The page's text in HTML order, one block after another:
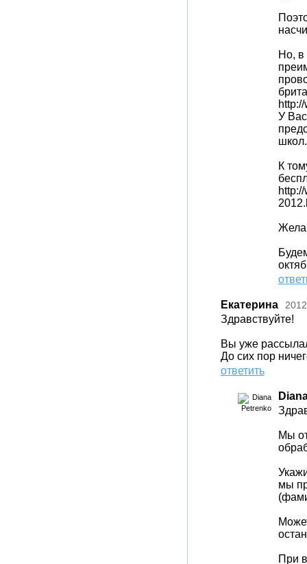
Но, в
У
школ.
К
Екатерина
Здравствуйте!
Вы уже
До сих пор
ответить
Мы
мы
При